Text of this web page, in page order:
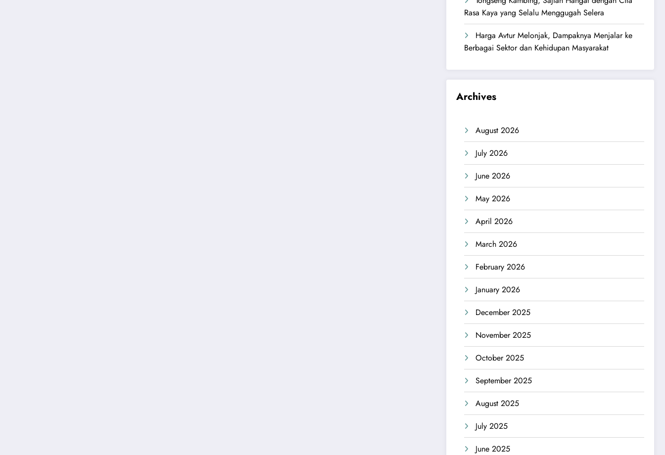
Rasa Kaya yang Selalu Menggugah Selera
Harga Avtur Melonjak, Dampaknya Menjalar ke
Berbagai Sektor dan Kehidupan Masyarakat
Archives
August 2026
July 2026
June 2026
May 2026
April 2026
March 2026
February 2026
January 2026
December 2025
November 2025
October 2025
September 2025
August 2025
July 2025
June 2025